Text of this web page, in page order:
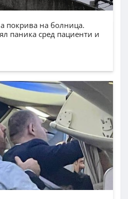
покрива на болница.
паника сред пациенти и